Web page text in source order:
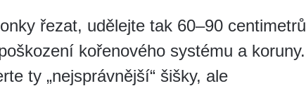
řezat, udělejte tak 60–90 centimetrů
kořenového systému a koruny.
ty „nejsprávnější“ šišky, ale